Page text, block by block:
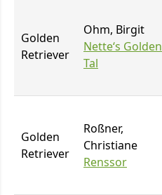
Golden
Retriever
Ohm, Birgit
Nette‘s Golden
Tal
Golden
Retriever
Roßner,
Christiane
Renssor